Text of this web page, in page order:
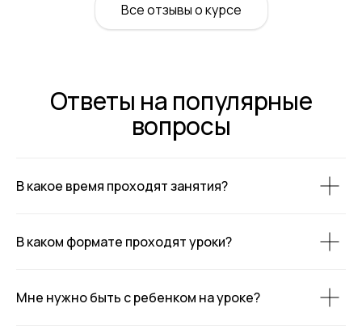
Все отзывы о курсе
Ответы на популярные
вопросы
В какое время проходят занятия?
В каком формате проходят уроки?
Мне нужно быть с ребенком на уроке?